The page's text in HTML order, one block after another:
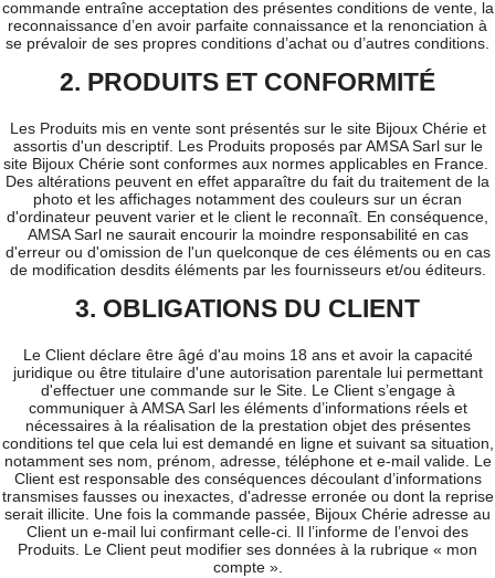
commande entraîne acceptation des présentes conditions de vente, la
reconnaissance d’en avoir parfaite connaissance et la renonciation à
se prévaloir de ses propres conditions d’achat ou d’autres conditions.
2. PRODUITS ET CONFORMITÉ
Les Produits mis en vente sont présentés sur le site Bijoux Chérie et
assortis d'un descriptif. Les Produits proposés par AMSA Sarl sur le
site Bijoux Chérie sont conformes aux normes applicables en France.
Des altérations peuvent en effet apparaître du fait du traitement de la
photo et les affichages notamment des couleurs sur un écran
d'ordinateur peuvent varier et le client le reconnaît. En conséquence,
AMSA Sarl ne saurait encourir la moindre responsabilité en cas
d'erreur ou d'omission de l'un quelconque de ces éléments ou en cas
de modification desdits éléments par les fournisseurs et/ou éditeurs.
3. OBLIGATIONS DU CLIENT
Le Client déclare être âgé d'au moins 18 ans et avoir la capacité
juridique ou être titulaire d'une autorisation parentale lui permettant
d'effectuer une commande sur le Site. Le Client s’engage à
communiquer à AMSA Sarl les éléments d’informations réels et
nécessaires à la réalisation de la prestation objet des présentes
conditions tel que cela lui est demandé en ligne et suivant sa situation,
notamment ses nom, prénom, adresse, téléphone et e-mail valide. Le
Client est responsable des conséquences découlant d’informations
transmises fausses ou inexactes, d'adresse erronée ou dont la reprise
serait illicite. Une fois la commande passée, Bijoux Chérie adresse au
Client un e-mail lui confirmant celle-ci. Il l’informe de l’envoi des
Produits. Le Client peut modifier ses données à la rubrique « mon
compte ».